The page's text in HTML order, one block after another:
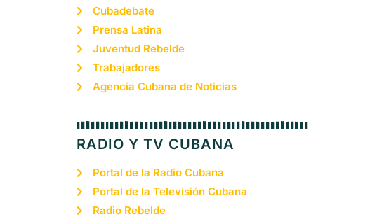
Cubadebate
Prensa Latina
Juventud Rebelde
Trabajadores
Agencia Cubana de Noticias
RADIO Y TV CUBANA
Portal de la Radio Cubana
Portal de la Televisión Cubana
Radio Rebelde